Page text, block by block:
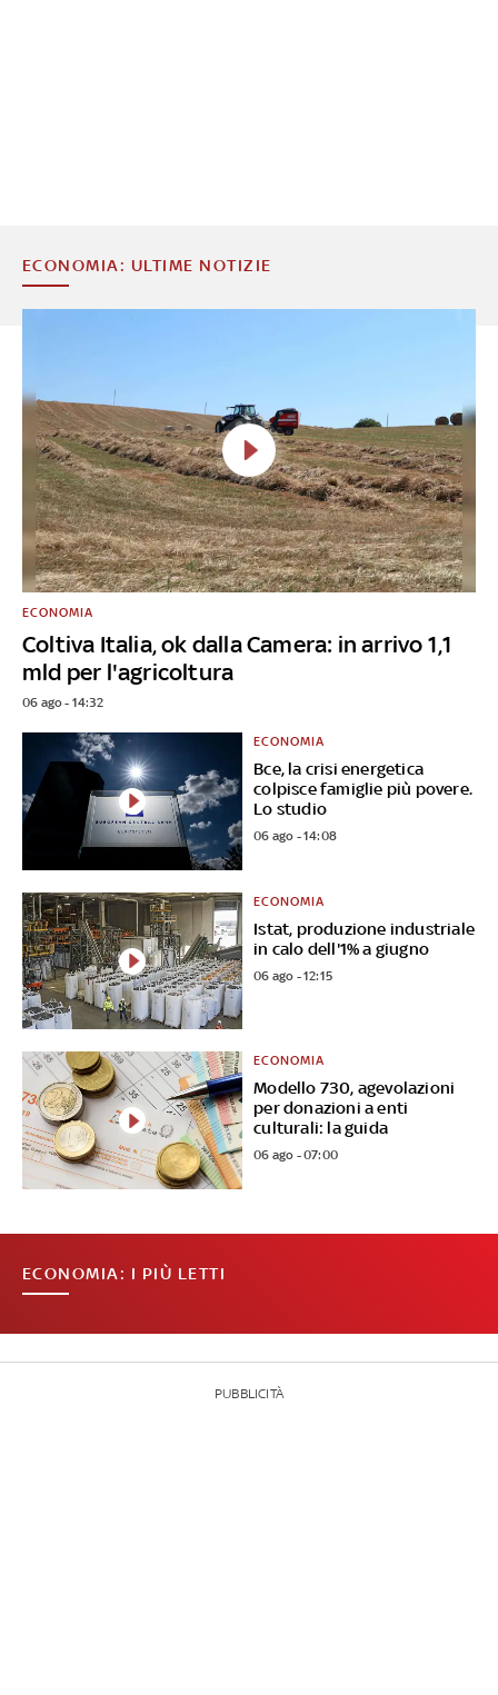
ECONOMIA: ULTIME NOTIZIE
Coltiva Italia, ok dalla Camera: in arrivo 1,1
mld per l'agricoltura
ECONOMIA
06 ago - 14:32
Bce, la crisi energetica
colpisce famiglie più povere.
Lo studio
ECONOMIA
06 ago - 14:08
Istat, produzione industriale
in calo dell'1% a giugno
ECONOMIA
06 ago - 12:15
Modello 730, agevolazioni
per donazioni a enti
culturali: la guida
ECONOMIA
06 ago - 07:00
ECONOMIA: I PIÙ LETTI
PUBBLICITÀ